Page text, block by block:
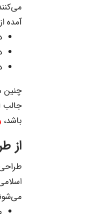
آمده
چنین
جالب
باشد،
از